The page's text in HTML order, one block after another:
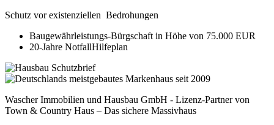
Schutz vor existenziellen Bedrohungen
Baugewährleistungs-Bürgschaft in Höhe von 75.000 EUR
20-Jahre NotfallHilfeplan
Wascher Immobilien und Hausbau GmbH - Lizenz-Partner von
Town & Country Haus – Das sichere Massivhaus